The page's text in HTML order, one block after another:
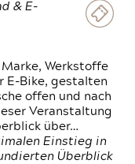
& E-
Werkstoffe
E-Bike, gestalten
offen und nach
Veranstaltung
über…
Einstieg in
Überblick